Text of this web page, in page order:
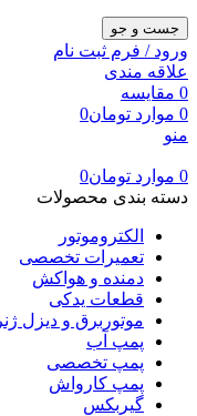
جست و جو
ورود / فرم ثبت نام
علاقه مندی
0 مقایسه
0 موارد تومان0
منو
0 موارد تومان0
دسته بندی محصولات
الکتروموتور
تعمیرات تخصصی
دمنده و هواکش
قطعات یدکی
موتوربرق و دیزل
پمپ آب
پمپ تخصصی
پمپ کارواش
گیربکس